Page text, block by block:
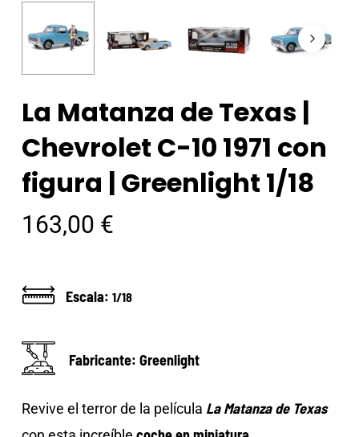
La Matanza de Texas |
Chevrolet C-10 1971 con
figura | Greenlight 1/18
163,00 €
Escala: 1/18
Fabricante: Greenlight
Revive el terror de la película La Matanza de Texas